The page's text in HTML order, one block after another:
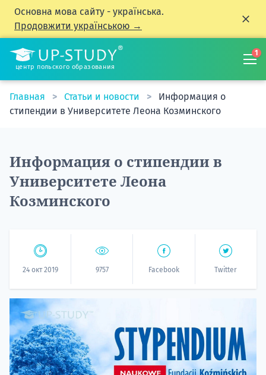
Основна мова сайту - українська.
Продовжити українською →
центр польского образования
1
Главная Статьи и новости
Информация о
стипендии в Университете Леона Козминского
Информация о стипендии в
Университете Леона
Козминского
24 окт 2019 9757 Facebook Twitter